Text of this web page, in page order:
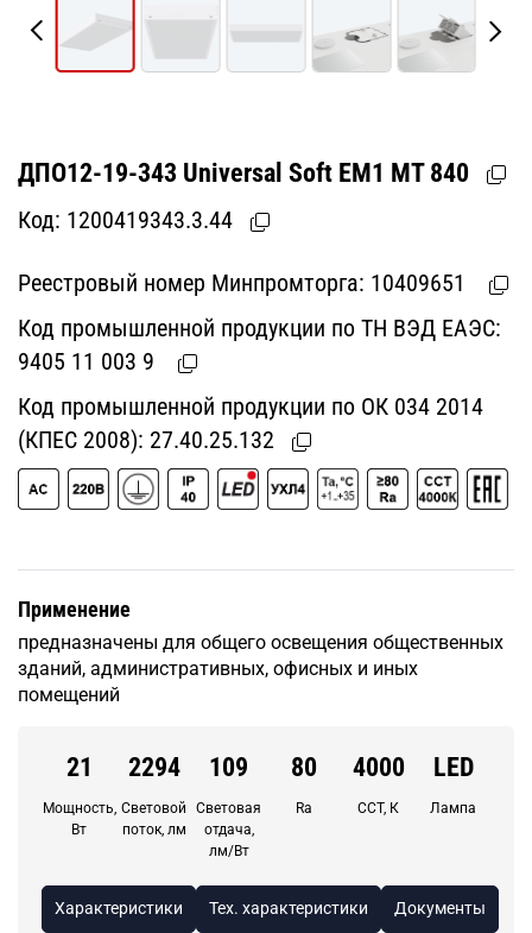
ДПО12-19-343 Universal Soft EM1 MT 840
Код: 1200419343.3.44
Реестровый номер Минпромторга: 10409651
Код промышленной продукции по ТН ВЭД ЕАЭС:
9405 11 003 9
Код промышленной продукции по ОК 034 2014
(КПЕС 2008): 27.40.25.132
Применение
предназначены для общего освещения общественных
зданий, административных, офисных и иных
помещений
21
Мощность,
Вт
2294
Световой
поток, лм
109
Световая
отдача,
лм/Вт
80
Ra
4000
CCT, К
LED
Лампа
Характеристики Тех. характеристики Документы